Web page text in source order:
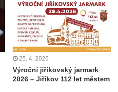
25. 4. 2026
Výroční jiříkovský jarmark
2026 – Jiříkov 112 let městem